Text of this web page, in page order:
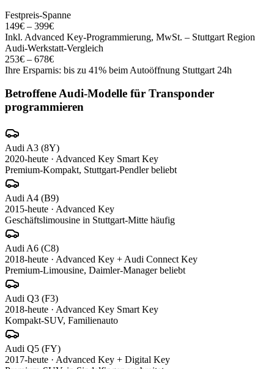
Festpreis-Spanne
149€ – 399€
Inkl. Advanced Key-Programmierung, MwSt. – Stuttgart Region
Audi-Werkstatt-Vergleich
253€ – 678€
Ihre Ersparnis: bis zu 41% beim Autoöffnung Stuttgart 24h
BetroffeneAudi-Modelle für Transponder
programmieren
Audi A3 (8Y)
2020-heute · Advanced Key Smart Key
Premium-Kompakt, Stuttgart-Pendler beliebt
Audi A4 (B9)
2015-heute · Advanced Key
Geschäftslimousine in Stuttgart-Mitte häufig
Audi A6 (C8)
2018-heute · Advanced Key + Audi Connect Key
Premium-Limousine, Daimler-Manager beliebt
Audi Q3 (F3)
2018-heute · Advanced Key Smart Key
Kompakt-SUV, Familienauto
Audi Q5 (FY)
2017-heute · Advanced Key + Digital Key